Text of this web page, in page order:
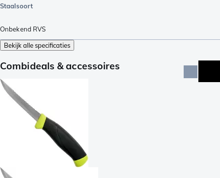
Staalsoort
Onbekend RVS
Bekijk alle specificaties
Combideals & accessoires